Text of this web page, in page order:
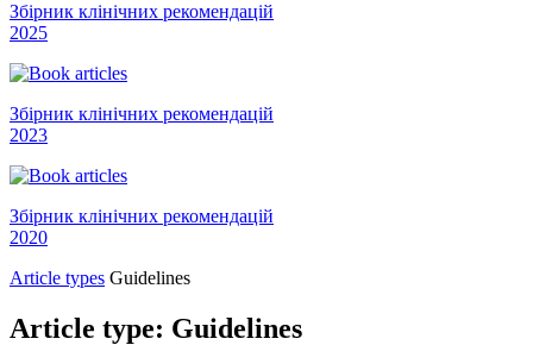
Збірник клінічних рекомендацій
2025
Збірник клінічних рекомендацій
2023
Збірник клінічних рекомендацій
2020
Article types Guidelines
Article type: Guidelines